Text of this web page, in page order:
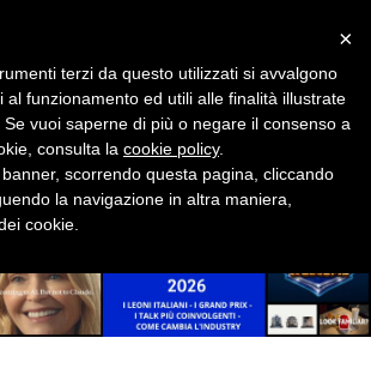
×
terzi da questo utilizzati si avvalgono
al funzionamento ed utili alle finalità illustrate
Se vuoi saperne di più o negare il consenso a
consulta la cookie policy.
scorrendo questa pagina, cliccando
la navigazione in altra maniera,
cookie.